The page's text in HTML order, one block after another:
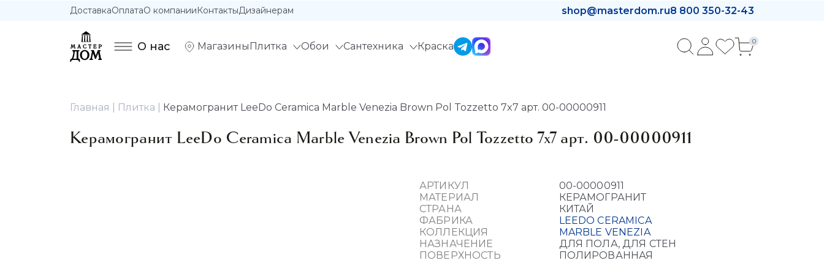
ДоставкаОплатаО компанииКонтактыДизайнерам shop@masterdom.ru8 800 350-32-43
О нас Магазины Плитка Обои Сантехника Краска 0
Главная Плитка Керамогранит LeeDo Ceramica Marble Venezia Brown Pol Tozzetto 7x7 арт. 00-00000911
Керамогранит LeeDo Ceramica Marble Venezia Brown Pol Tozzetto 7x7 арт. 00-00000911
АРТИКУЛ
00-00000911
МАТЕРИАЛ
КЕРАМОГРАНИТ
СТРАНА
КИТАЙ
ФАБРИКА
LEEDO CERAMICA
КОЛЛЕКЦИЯ
MARBLE VENEZIA
НАЗНАЧЕНИЕ
ДЛЯ ПОЛА, ДЛЯ СТЕН
ПОВЕРХНОСТЬ
ПОЛИРОВАННАЯ